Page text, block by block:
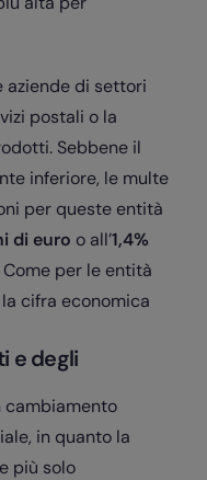
aziende di settori
postali o la
Sebbene il
inferiore, le multe
per queste entità
di euro o all’1,4%
per le entità
cifra economica
e degli
cambiamento
in quanto la
più solo